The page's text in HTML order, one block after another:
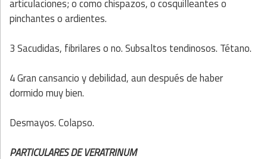
articulaciones; o como chispazos, o cosquilleantes o
pinchantes o ardientes.
3 Sacudidas, fibrilares o no. Subsaltos tendinosos. Tétano.
4 Gran cansancio y debilidad, aun después de haber
dormido muy bien.
Desmayos. Colapso.
PARTICULARES DE VERATRINUM